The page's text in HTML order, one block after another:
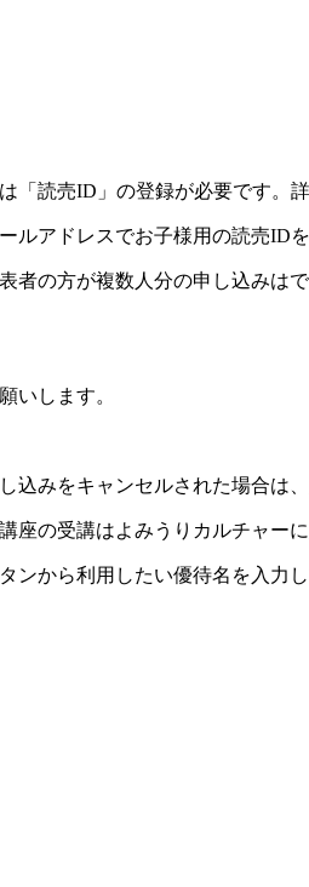
「読売ID」の登録が必要です。
アドレスでお子様用の読売IDを
の方が複数人分の申し込みは
いします。
みをキャンセルされた場合は、
の受講はよみうりカルチャーに
から利用したい優待名を入力し